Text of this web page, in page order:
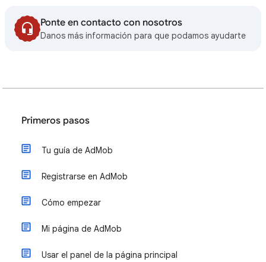
Ponte en contacto con nosotros
Danos más información para que podamos ayudarte
Primeros pasos
Tu guía de AdMob
Registrarse en AdMob
Cómo empezar
Mi página de AdMob
Usar el panel de la página principal